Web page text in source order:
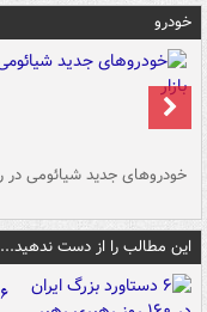
خودرو
خودروهای جدید شیائومی در
این مطالب را از دست
۶ دستاورد بزرگ ایران در ۱۶۰ روز رهبری رهبر انقلاب